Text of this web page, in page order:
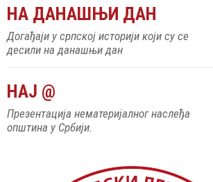
десили на данашњи дан
НАЈ @
општина у Србији.